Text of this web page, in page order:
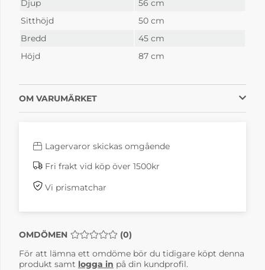
Djup
56 cm
Sitthöjd
50 cm
Bredd
45 cm
Höjd
87 cm
OM VARUMÄRKET
Lagervaror skickas omgående
Fri frakt vid köp över 1500kr
Vi prismatchar
OMDÖMEN MEDELBETYG 0 AV 5 ANTAL BETYG 0
(0)
För att lämna ett omdöme bör du tidigare köpt denna
produkt samt logga in på din kundprofil.